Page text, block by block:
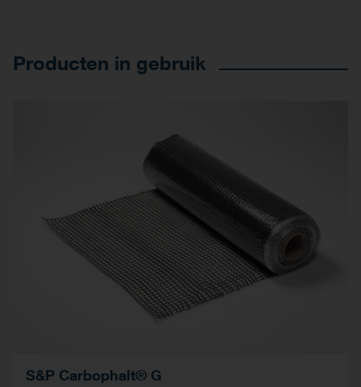
Producten in gebruik
S&P Carbophalt® G